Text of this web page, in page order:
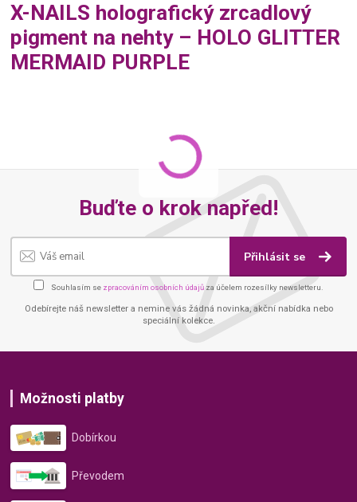
X-NAILS holografický zrcadlový
pigment na nehty – HOLO GLITTER
MERMAID PURPLE
Buďte o krok napřed!
Přihlásit se
Souhlasím se zpracováním osobních údajů za účelem rozesílky newsletteru.
Odebírejte náš newsletter a nemine vás žádná novinka, akční nabídka nebo
speciální kolekce.
Možnosti platby
Dobírkou
Převodem